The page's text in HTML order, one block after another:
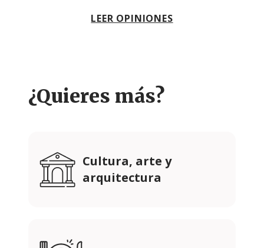
LEER OPINIONES
¿Quieres más?
Cultura, arte y
arquitectura